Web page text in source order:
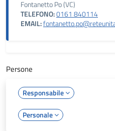
Fontanetto Po (VC)
TELEFONO:0161 840114
EMAIL:
Persone
Responsabile
Personale